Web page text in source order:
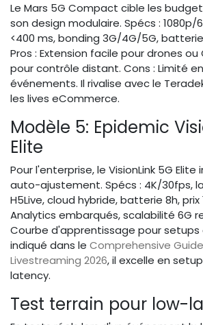
Le Mars 5G Compact cible les
son design modulaire. Spécs : 1080p/
<400 ms, bonding 3G/4G/5G,
Pros : Extension facile pour drones
pour contrôle distant. Cons : Limité
événements. Il rivalise avec le
les lives eCommerce.
Modèle 5: Epidemic
Elite
Pour l'enterprise, le VisionLink 5G Elite
auto-ajustement. Spécs : 4K/30fps,
H5Live, cloud hybride, batterie 8h, prix
Analytics embarqués, scalabilité 6G
Courbe d'apprentissage pour setups
indiqué dans le Comprehensive
Livestreaming 2026, il excelle en
latency.
Test terrain pour low-